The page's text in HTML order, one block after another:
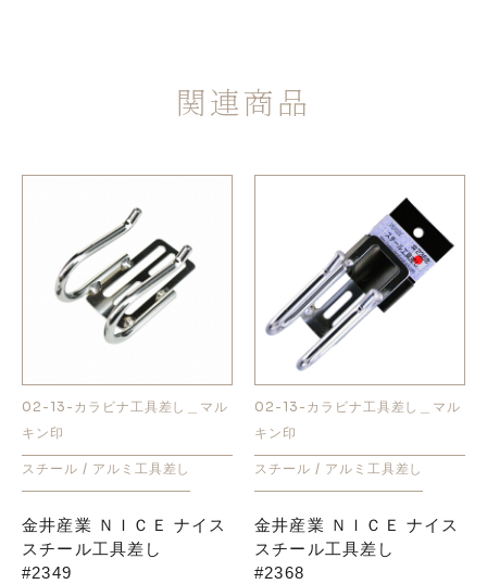
関連商品
02-13-カラビナ工具差し＿マル
キン印
スチール / アルミ工具差し
金井産業 ＮＩＣＥ ナイス
スチール工具差し
#2349
02-13-カラビナ工具差し＿マル
キン印
スチール / アルミ工具差し
金井産業 ＮＩＣＥ ナイス
スチール工具差し
#2368